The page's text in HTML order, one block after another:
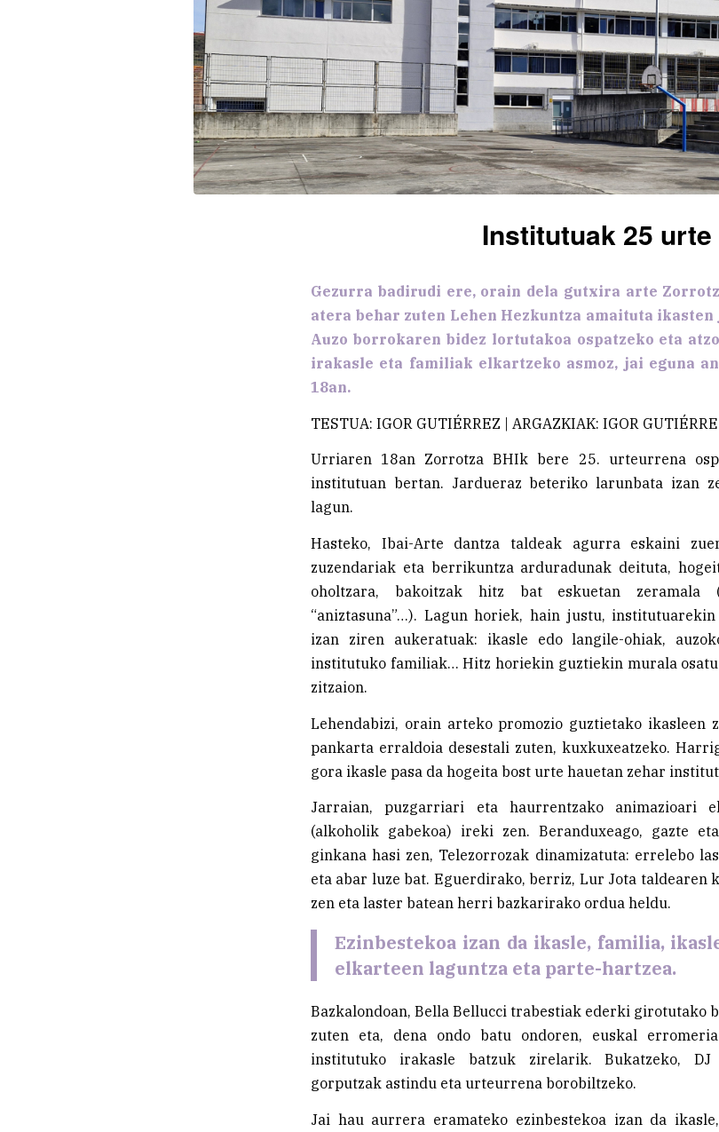
Institutuak 25 urte
Gezurra badirudi ere, orain dela gutxira arte
atera behar zuten Lehen Hezkuntza amaituta
Auzo borrokaren bidez lortutakoa ospatzeko eta
irakasle eta familiak elkartzeko asmoz, jai eguna
18an.
TESTUA: IGOR GUTIÉRREZ | ARGAZKIAK: IGOR
Urriaren 18an Zorrotza BHIk bere 25. urteurrena
institutuan bertan. Jardueraz beteriko larunbata izan
lagun.
Hasteko, Ibai-Arte dantza taldeak agurra eskaini
zuzendariak eta berrikuntza arduradunak deituta,
oholtzara, bakoitzak hitz bat eskuetan zeramala
“aniztasuna”…). Lagun horiek, hain justu,
izan ziren aukeratuak: ikasle edo langile-ohiak,
institutuko familiak… Hitz horiekin guztiekin murala
zitzaion.
Lehendabizi, orain arteko promozio guztietako ikasleen
pankarta erraldoia desestali zuten, kuxkuxeatzeko.
gora ikasle pasa da hogeita bost urte hauetan zehar
Jarraian, puzgarriari eta haurrentzako animazioari
(alkoholik gabekoa) ireki zen. Beranduxeago, gazte
ginkana hasi zen, Telezorrozak dinamizatuta: errelebo
eta abar luze bat. Eguerdirako, berriz, Lur Jota taldearen
zen eta laster batean herri bazkarirako ordua heldu.
Ezinbestekoa izan da ikasle, familia,
elkarteen laguntza eta parte-hartzea.
Bazkalondoan, Bella Bellucci trabestiak ederki girotutako
zuten eta, dena ondo batu ondoren, euskal
institutuko irakasle batzuk zirelarik. Bukatzeko, DJ
gorputzak astindu eta urteurrena borobiltzeko.
Jai hau aurrera eramateko ezinbestekoa izan da